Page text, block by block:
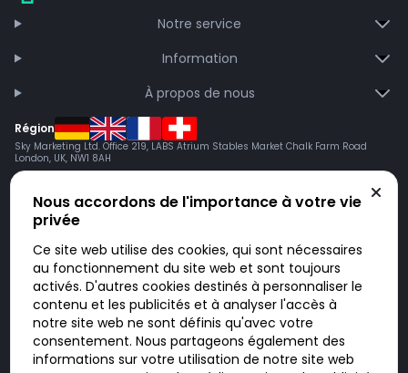
Notre service
Information
À propos de nous
Région
Sky Marketing Ltd. Office 219, LABS Atrium Stables Market Chalk Farm Road
London, UK, NW1 8AH
Doktorabc.com est une plateforme de mise en relation et n’est pas une
pharmacie en ligne. Nous ne vendons ni ne livrons de médicaments ou
autres produits. Les informations sur les produits, médicaments et prix
n’ont pas valeur d’offre. Vous êtes responsable du respect des lois en
vigueur dans votre pays. L’utilisation du site se fait à vos risques et sous
votre responsabilité. Vous visitez et utilisez ce site de votre propre
Nous accordons de l'importance à votre vie
privée
Ce site web utilise des cookies, qui sont nécessaires
au fonctionnement du site web et sont toujours
activés. D'autres cookies destinés à personnaliser le
contenu et les publicités et à analyser l'accès à
notre site web ne sont définis qu'avec votre
consentement. Nous partageons également des
informations sur votre utilisation de notre site web